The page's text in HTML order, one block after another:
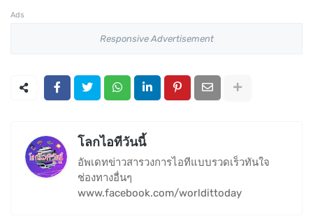
Ads
Responsive Advertisement
โลกไอทีวันนี้
อัพเดทข่าวสารวงการไอทีแบบรวดเร็วทันใจ
ช่องทางอื่นๆ
www.facebook.com/worldittoday